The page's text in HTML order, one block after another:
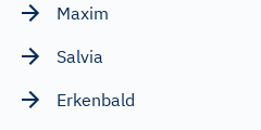
Maxim
Salvia
Erkenbald